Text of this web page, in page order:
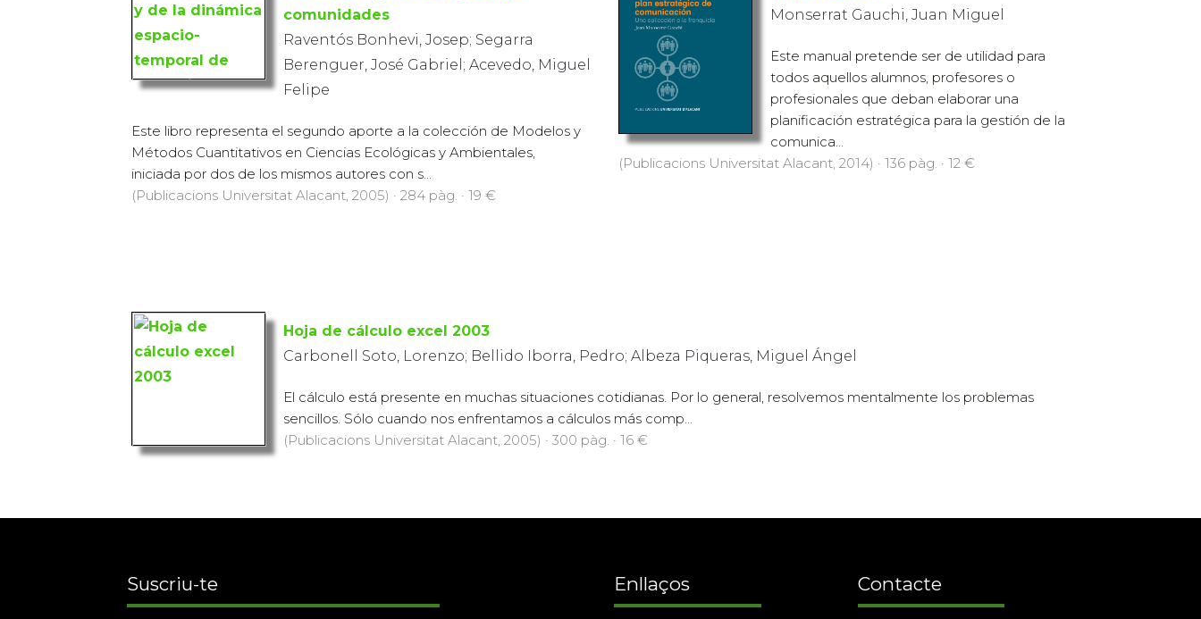
comunidades
Raventós Bonhevi, Josep; Segarra
Berenguer, José Gabriel; Acevedo, Miguel
Felipe
Este libro representa el segundo aporte a la colección de Modelos y
Métodos Cuantitativos en Ciencias Ecológicas y Ambientales,
iniciada por dos de los mismos autores con s...
(Publicacions Universitat Alacant, 2005) · 284 pàg. · 19 €
Monserrat Gauchi, Juan Miguel
Este manual pretende ser de utilidad para
todos aquellos alumnos, profesores o
profesionales que deban elaborar una
planificación estratégica para la gestión de la
comunica...
(Publicacions Universitat Alacant, 2014) · 136 pàg. · 12 €
Hoja de cálculo excel 2003
Carbonell Soto, Lorenzo; Bellido Iborra, Pedro; Albeza Piqueras, Miguel Ángel
El cálculo está presente en muchas situaciones cotidianas. Por lo general, resolvemos mentalmente los problemas
sencillos. Sólo cuando nos enfrentamos a cálculos más comp...
(Publicacions Universitat Alacant, 2005) · 300 pàg. · 16 €
Suscriu-te Enllaços Contacte